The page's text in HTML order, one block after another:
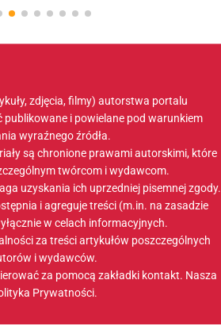
zdjęcia, filmy) autorstwa portalu
i powielane pod warunkiem
wyraźnego źródła.
są chronione prawami autorskimi, które
twórcom i wydawcom.
uzyskania ich uprzedniej pisemnej zgody.
i agreguje treści (m.in. na zasadzie
w celach informacyjnych.
za treści artykułów poszczególnych
i wydawców.
za pomocą zakładki kontakt. Nasza
Prywatności.